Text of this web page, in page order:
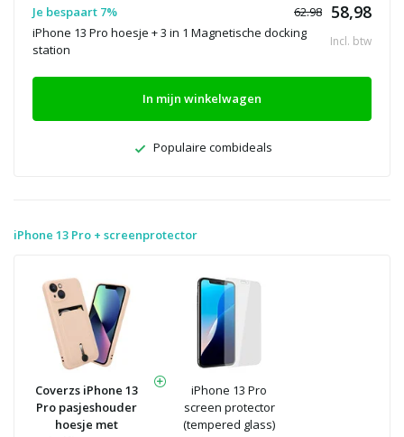
Je bespaart 7% 62.98 58,98
iPhone 13 Pro hoesje + 3 in 1 Magnetische docking
station
Incl. btw
In mijn winkelwagen
Populaire combideals
iPhone 13 Pro + screenprotector
Coverzs iPhone 13
Pro pasjeshouder
hoesje met
iPhone 13 Pro
screen protector
(tempered glass)